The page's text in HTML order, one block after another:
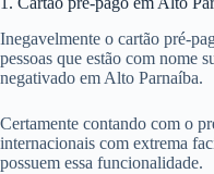
Inegavelmente o cartão pré-
pessoas que estão com nome
negativado em Alto Parnaíba.
Certamente contando com o
internacionais com extrema
possuem essa funcionalidade.